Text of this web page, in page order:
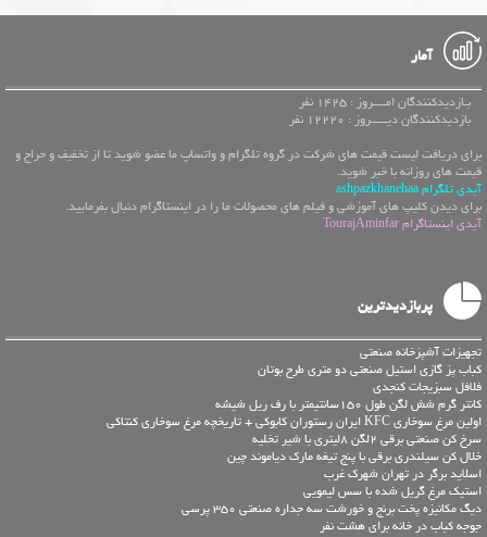
آمار
بـازدیدکنندگان امــــروز : 1425 نفر
بازدیدکنندگان دیـــــروز : 12220 نفر
برای دریافت لیست قیمت های شرکت در گروه تلگرام و واتساپ ما عضو شوید تا از تخفیف و حراج و
قیمت های روزانه با خبر شوید.
آیدی تلگرام ashpazkhanehaa
برای دیدن کلیپ های آموزشی و فیلم های محصولات ما را در اینستاگرام دنبال بفرمایید.
آیدی اینستاگرام TourajAminfar
پربازدیدترین
تجهیزات آشپزخانه صنعتی
کباب پز گازی استیل صنعتی دو متری طرح بوتان
فلافل سبزیجات کنجدی
کانتر گرم شش لگن طول 150سانتیمتر با رف ریل شیشه
اولین مرغ سوخاری KFC ایران رستوران کابوکی + تاریخچه مرغ سوخاری کنتاکی
سرخ کن صنعتی برقی 2لگن 8لیتری با شیر تخلیه
خلال کن سیلندری برقی با پنج تیغه مارک دیاموند چین
اسلاید برگر در تهران شهرک غرب
استیک مرغ گریل شده با سس لیمویی
دیگ مکانیزه پخت برنج و خورشت سه جداره صنعتی 350 پرسی
جوجه کباب در خانه برای هشت نفر